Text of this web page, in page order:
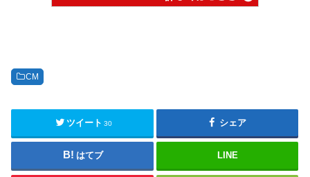
CM
ツイート 30 シェア
はてブ LINE